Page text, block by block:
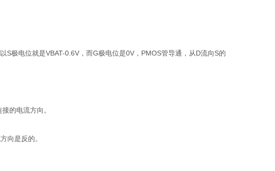
极电位就是VBAT-0.6V，而G极电位是0V，PMOS管导通，从D流向S的
的电流方向。
向是反的。